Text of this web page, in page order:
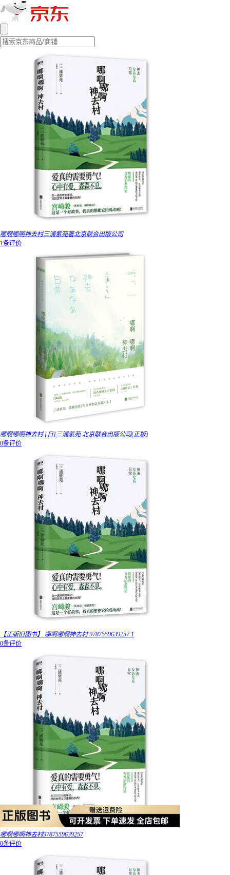
哪啊哪啊神去村三浦紫苑著北京联合出版公司
1条评价
哪啊哪啊神去村 [日]三浦紫苑 北京联合出版公司(正版)
0条评价
【正版旧图书】 哪啊哪啊神去村 9787559639257 1
0条评价
哪啊哪啊神去村9787559639257
0条评价